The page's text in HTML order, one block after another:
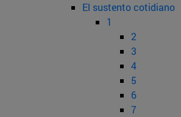
El sustento cotidiano
1
2
3
4
5
6
7